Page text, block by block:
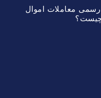
رسمی معاملات اموال
چیست؟